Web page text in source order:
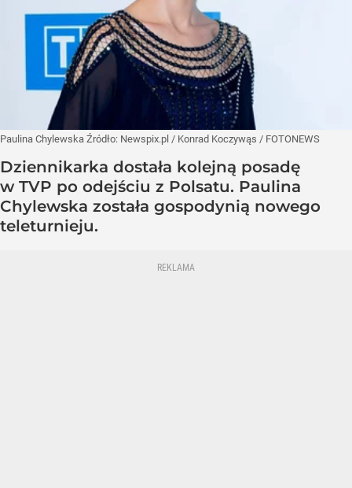
Paulina Chylewska Źródło: Newspix.pl / Konrad Koczywąs / FOTONEWS
Dziennikarka dostała kolejną posadę
w TVP po odejściu z Polsatu. Paulina
Chylewska została gospodynią nowego
teleturnieju.